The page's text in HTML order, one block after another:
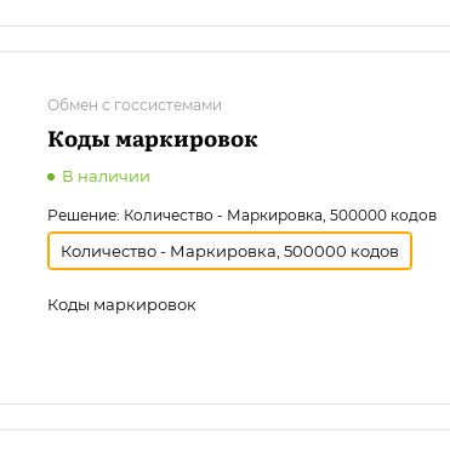
Обмен с госсистемами
Коды маркировок
В наличии
Решение: Количество - Маркировка, 500000 кодов
Количество - Маркировка, 500000 кодов
Коды маркировок